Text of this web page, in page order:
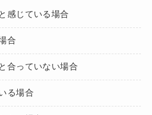
感じている場合
合
合っていない場合
る場合